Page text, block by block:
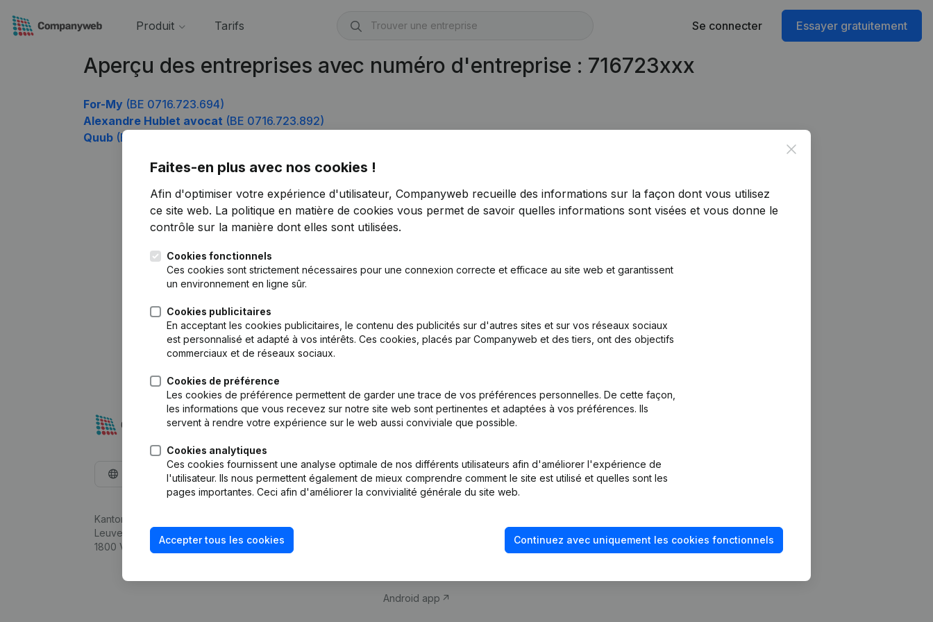
Produit Tarifs Se connecter Essayer gratuitement
Aperçu des entreprises avec numéro d'entreprise : 716723xxx
For-My (BE 0716.723.694)
Alexandre Hublet avocat (BE 0716.723.892)
Quub (BE 0716.723.991)
Close
Faites-en plus avec nos cookies !
Afin d'optimiser votre expérience d'utilisateur, Companyweb recueille des informations sur la façon dont vous utilisez
ce site web. La politique en matière de cookies vous permet de savoir quelles informations sont visées et vous donne le
contrôle sur la manière dont elles sont utilisées.
Cookies fonctionnels
Ces cookies sont strictement nécessaires pour une connexion correcte et efficace au site web et garantissent
un environnement en ligne sûr.
Cookies publicitaires
En acceptant les cookies publicitaires, le contenu des publicités sur d'autres sites et sur vos réseaux sociaux
est personnalisé et adapté à vos intérêts. Ces cookies, placés par Companyweb et des tiers, ont des objectifs
commerciaux et de réseaux sociaux.
Cookies de préférence
Les cookies de préférence permettent de garder une trace de vos préférences personnelles. De cette façon,
les informations que vous recevez sur notre site web sont pertinentes et adaptées à vos préférences. Ils
servent à rendre votre expérience sur le web aussi conviviale que possible.
Cookies analytiques
Ces cookies fournissent une analyse optimale de nos différents utilisateurs afin d'améliorer l'expérience de
l'utilisateur. Ils nous permettent également de mieux comprendre comment le site est utilisé et quelles sont les
pages importantes. Ceci afin d'améliorer la convivialité générale du site web.
Accepter tous les cookies Continuez avec uniquement les cookies fonctionnels
Français
Kantorenpark Everest
Leuvensesteenweg 248D,
1800 Vilvoorde
Produit
d’entreprise
Monitoring
Android app
fraude
Consulter des comptes annuels
Vérification de la solvabilité